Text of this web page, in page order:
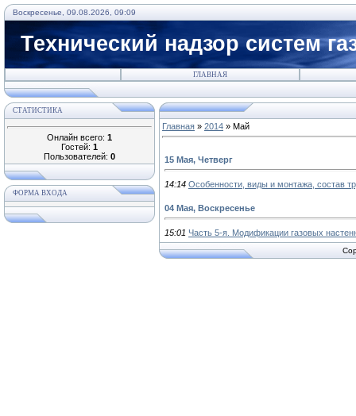
Воскресенье, 09.08.2026, 09:09
Технический надзор систем
ГЛАВНАЯ
СТАТИСТИКА
Онлайн всего: 1
Гостей: 1
Пользователей: 0
ФОРМА ВХОДА
Главная » 2014 » Май
15 Мая, Четверг
14:14 Особенности, виды и монтажа, состав
04 Мая, Воскресенье
15:01 Часть 5-я. Модификации газовых